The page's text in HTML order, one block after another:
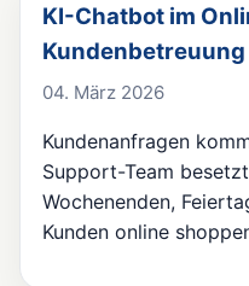
KI-Chatbot im
04. März 2026
Kundenanfragen
Support-Team
Wochenenden,
Kunden online